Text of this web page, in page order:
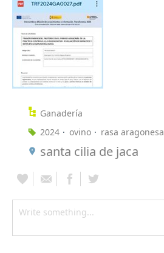
Ganadería
2024
ovino rasa aragonesa
santa cilia de jaca